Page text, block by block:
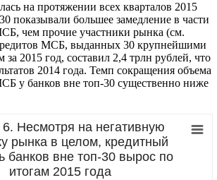
на протяжении всех кварталов 2015
показывали большее замедление в части
чем прочие участники рынка (см.
МСБ, выданных 30 крупнейшими
за 2015 год, составил 2,4 трлн рублей, что
2014 года. Темп сокращения объема
у банков вне топ-30 существенно ниже
Несмотря на негативную
рынка в целом, кредитный
банков вне топ-30 вырос по
итогам 2015 года